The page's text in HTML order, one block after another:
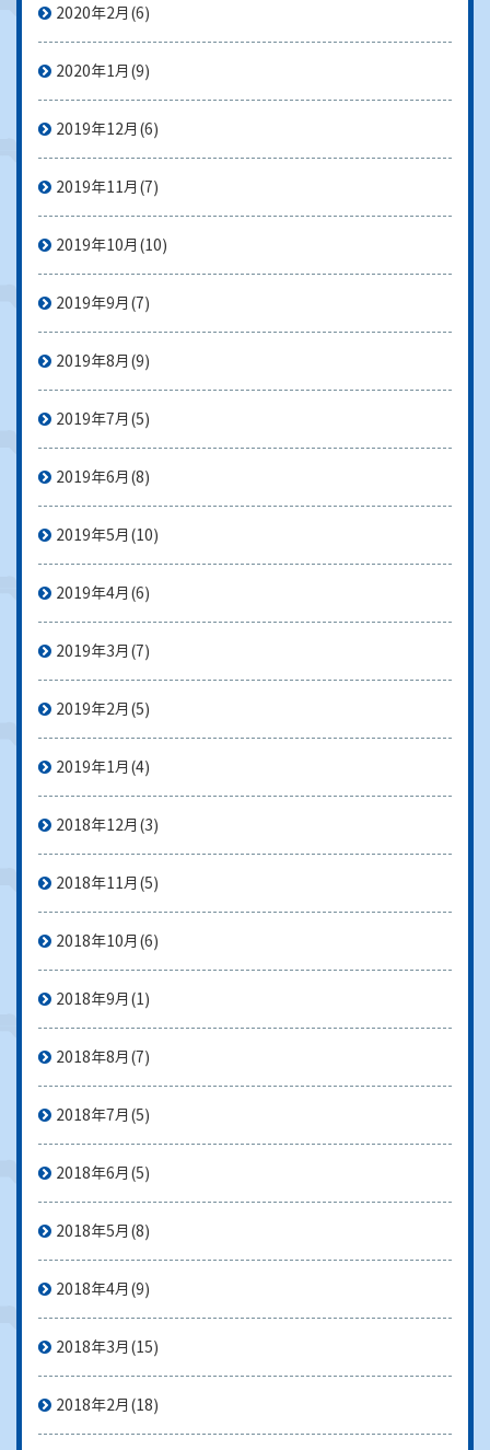
2020年2月 (6)
2020年1月 (9)
2019年12月 (6)
2019年11月 (7)
2019年10月 (10)
2019年9月 (7)
2019年8月 (9)
2019年7月 (5)
2019年6月 (8)
2019年5月 (10)
2019年4月 (6)
2019年3月 (7)
2019年2月 (5)
2019年1月 (4)
2018年12月 (3)
2018年11月 (5)
2018年10月 (6)
2018年9月 (1)
2018年8月 (7)
2018年7月 (5)
2018年6月 (5)
2018年5月 (8)
2018年4月 (9)
2018年3月 (15)
2018年2月 (18)